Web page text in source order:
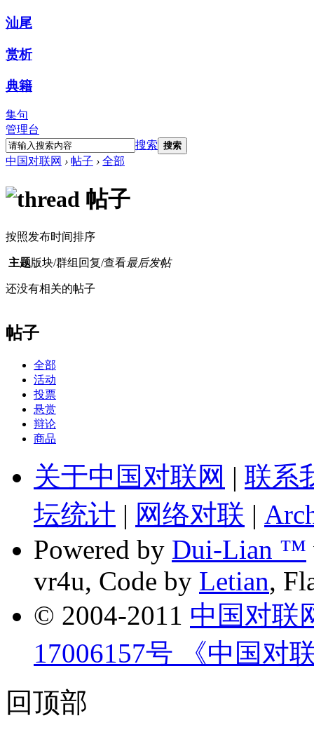
汕尾
赏析
典籍
集句
管理台
搜索 搜索
中国对联网 › 帖子 › 全部
帖子
按照发布时间排序
主题版块/群组 回复/查看最后发帖
还没有相关的帖子
帖子
全部
活动
投票
悬赏
辩论
商品
关于中国对联网 | 联系
坛统计 | 网络对联 |
Powered by Dui-Lian ™
vr4u, Code by Letian,
© 2004-2011 中国对联
17006157号 《中国对
回顶部